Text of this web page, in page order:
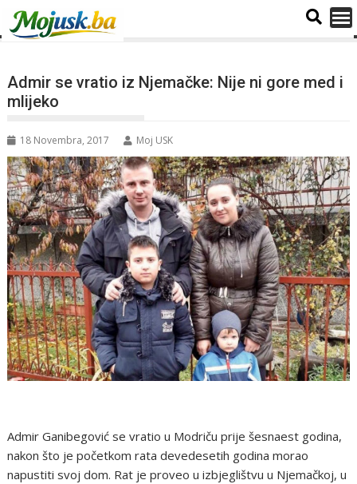
Admir se vratio iz Njemačke: Nije ni gore med i
mlijeko
18 Novembra, 2017 Moj USK
Admir Ganibegović se vratio u Modriču prije šesnaest godina,
nakon što je početkom rata devedesetih godina morao
napustiti svoj dom. Rat je proveo u izbjeglištvu u Njemačkoj, u